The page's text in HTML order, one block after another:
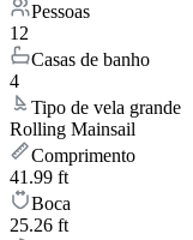
Pessoas
12
Casas de banho
4
Tipo de vela grande
Rolling Mainsail
Comprimento
41.99 ft
Boca
25.26 ft